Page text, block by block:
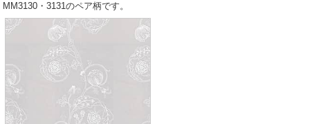
MM3130・3131のペア柄です。